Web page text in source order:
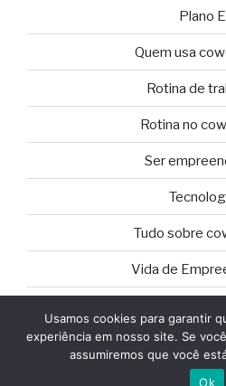
Plano E
Quem usa
Rotina de
Rotina no
Ser
Tudo sobre
Vida de
Orgulhosamente desenvolvido
Usamos cookies para garantir
experiência em nosso site. Se
assumiremos que você
Ok